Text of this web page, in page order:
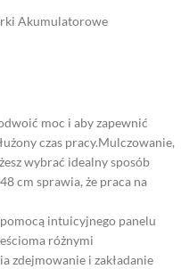
Akumulatorowe
moc i aby zapewnić
czas pracy.Mulczowanie,
wybrać idealny sposób
cm sprawia, że praca na
intuicyjnego panelu
różnymi
zdejmowanie i zakładanie